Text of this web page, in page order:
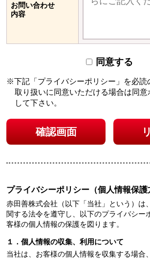
お問い合わせ
内容
同意する
下記「プライバシーポリシー」を必読
取り扱いに同意いただける場合は同意
して下さい。
確認画面
プライバシーポリシー（個人情報保護
赤田善株式会社（以下「当社」という）は
関する法令を遵守し、以下のプライバシー
客様の個人情報の保護を図ります。
１．個人情報の収集、利用について
当社は、お客様の個人情報を収集する場合